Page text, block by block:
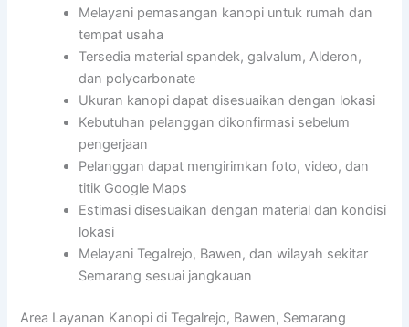
Melayani pemasangan kanopi untuk rumah dan
tempat usaha
Tersedia material spandek, galvalum, Alderon,
dan polycarbonate
Ukuran kanopi dapat disesuaikan dengan lokasi
Kebutuhan pelanggan dikonfirmasi sebelum
pengerjaan
Pelanggan dapat mengirimkan foto, video, dan
titik Google Maps
Estimasi disesuaikan dengan material dan kondisi
lokasi
Melayani Tegalrejo, Bawen, dan wilayah sekitar
Semarang sesuai jangkauan
Area Layanan Kanopi di Tegalrejo, Bawen, Semarang